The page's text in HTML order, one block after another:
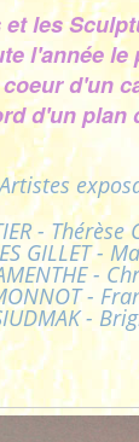
les
l'année
d'un
d'un plan
Artistes
- Thérèse
GILLET -
-
-
-